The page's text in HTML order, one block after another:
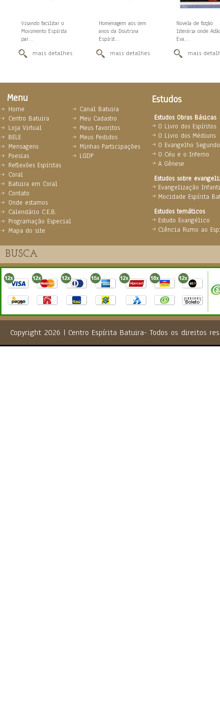
Visando facilitar o
Movimento Espírita
par...
mais detalhes
Homenagem aos cem
anos da Doutrina
Espírit...
mais detalhes
Novela de ficção
literária onde
Eva,...
mais
Menu Estudos
Estudos Obras Básicas
O Livro dos Espíritos
O Livro dos Médiuns
O Evangelho
O Céu e o Inferno
A Gênese
Estudos sobre
Evangelização
Mocidade Espírita
Estudos temáticos
Estudo Evangélico
Ciência Rumo ao
Home
Centro Batuira
Loja Virtual
BELE
Mensagens
Poesias
Reflexões Espíritas
Coral
Batuira em Coral
Contato
Onde estamos
Calendário C.E.B.
Programação Especial
Mapa do site
Canal Batuira
Meu Cadastro
Meus favoritos
Meus Pedidos
Minhas Participações
LGDP
Copyright 2026 | Centro Espírita Batuira- Todos os